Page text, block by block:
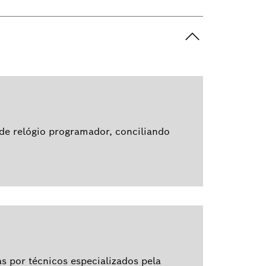
relógio programador, conciliando
por técnicos especializados pela